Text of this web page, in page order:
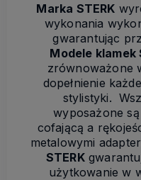
Marka STERK
wykonania
gwarantując
Modele klamek
zrównoważone
dopełnienie
stylistyki.
wyposażone
cofającą a
metalowymi
STERK
użytkowanie w